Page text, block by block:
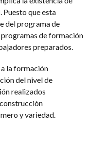
Puesto que esta
del programa de
de formación
preparados.
la formación
del nivel de
realizados
y variedad.